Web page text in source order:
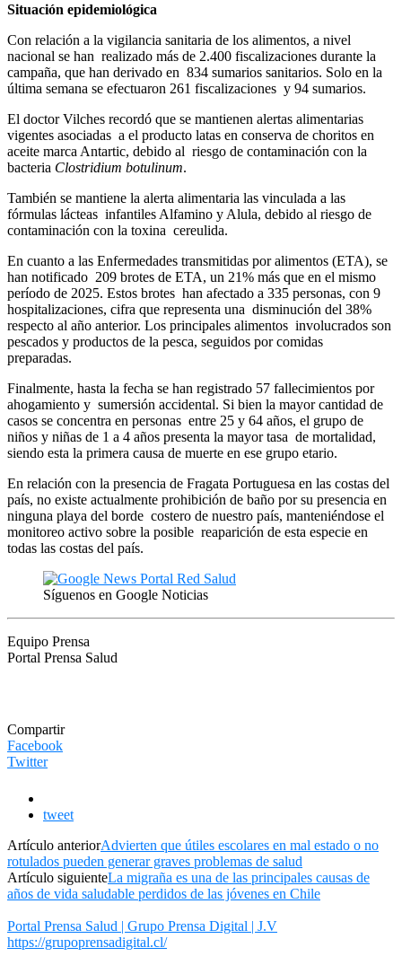
Situación epidemiológica
Con relación a la vigilancia sanitaria de los alimentos, a nivel
nacional se han realizado más de 2.400 fiscalizaciones durante la
campaña, que han derivado en 834 sumarios sanitarios. Solo en la
última semana se efectuaron 261 fiscalizaciones y 94 sumarios.
El doctor Vilches recordó que se mantienen alertas alimentarias
vigentes asociadas a el producto latas en conserva de choritos en
aceite marca Antartic, debido al riesgo de contaminación con la
bacteria Clostridium botulinum.
También se mantiene la alerta alimentaria las vinculada a las
fórmulas lácteas infantiles Alfamino y Alula, debido al riesgo de
contaminación con la toxina cereulida.
En cuanto a las Enfermedades transmitidas por alimentos (ETA), se
han notificado 209 brotes de ETA, un 21% más que en el mismo
período de 2025. Estos brotes han afectado a 335 personas, con 9
hospitalizaciones, cifra que representa una disminución del 38%
respecto al año anterior. Los principales alimentos involucrados son
pescados y productos de la pesca, seguidos por comidas
preparadas.
Finalmente, hasta la fecha se han registrado 57 fallecimientos por
ahogamiento y sumersión accidental. Si bien la mayor cantidad de
casos se concentra en personas entre 25 y 64 años, el grupo de
niños y niñas de 1 a 4 años presenta la mayor tasa de mortalidad,
siendo esta la primera causa de muerte en ese grupo etario.
En relación con la presencia de Fragata Portuguesa en las costas del
país, no existe actualmente prohibición de baño por su presencia en
ninguna playa del borde costero de nuestro país, manteniéndose el
monitoreo activo sobre la posible reaparición de esta especie en
todas las costas del país.
Síguenos en Google Noticias
Equipo Prensa
Portal Prensa Salud
Compartir
Facebook
Twitter
tweet
Artículo anteriorAdvierten que útiles escolares en mal estado o no
rotulados pueden generar graves problemas de salud
Artículo siguienteLa migraña es una de las principales causas de
años de vida saludable perdidos de las jóvenes en Chile
Portal Prensa Salud | Grupo Prensa Digital | J.V
https://grupoprensadigital.cl/